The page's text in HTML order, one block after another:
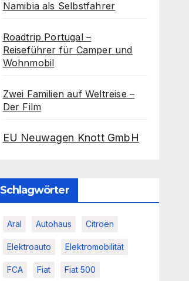
Namibia als Selbstfahrer
Roadtrip Portugal –
Reiseführer für Camper und
Wohnmobil
Zwei Familien auf Weltreise –
Der Film
EU Neuwagen Knott GmbH
Schlagwörter
Aral Autohaus Citroën
Elektroauto Elektromobilität
FCA Fiat Fiat 500